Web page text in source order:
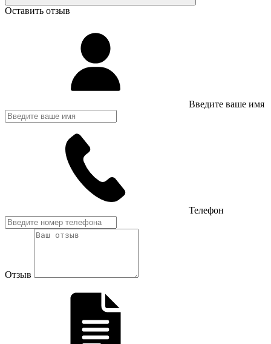
Оставить отзыв
Введите ваше имя
Телефон
Отзыв